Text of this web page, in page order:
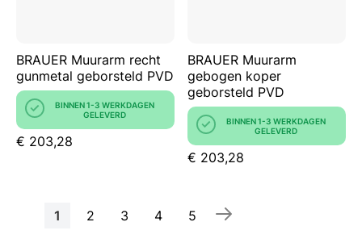
BRAUER Muurarm recht
gunmetal geborsteld PVD
BINNEN 1-3 WERKDAGEN
GELEVERD
€ 203,28
BRAUER Muurarm
gebogen koper
geborsteld PVD
BINNEN 1-3 WERKDAGEN
GELEVERD
€ 203,28
Pagina
U
1 Pagina
2 Pagina
3 Pagina
4 Pagina
5